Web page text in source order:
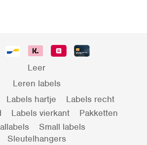
Leer
Leren labels
Labels hartje
Labels recht
Labels vierkant
Pakketten
Small labels
Sleutelhangers